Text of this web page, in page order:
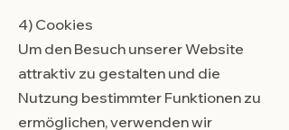
4) Cookies
Um den Besuch unserer Website
attraktiv zu gestalten und die
Nutzung bestimmter Funktionen zu
ermöglichen, verwenden wir